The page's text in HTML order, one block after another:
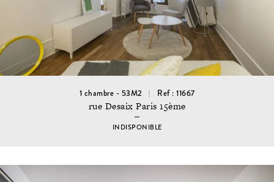
1 chambre - 53M2 Ref : 11667
rue Desaix Paris 15ème
INDISPONIBLE